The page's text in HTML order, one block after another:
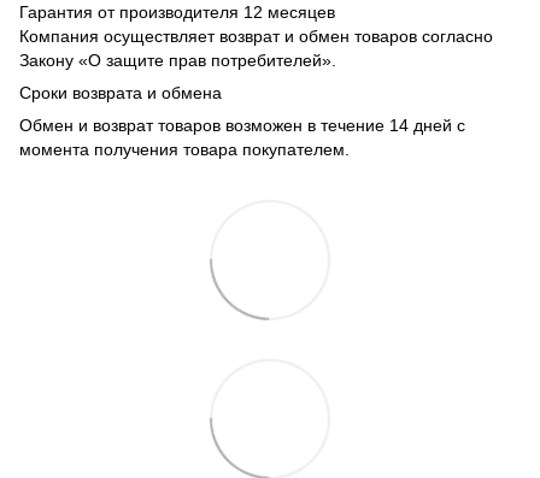
Гарантия от производителя 12 месяцев
Компания осуществляет возврат и обмен товаров согласно
Закону «О защите прав потребителей».
Сроки возврата и обмена
Обмен и возврат товаров возможен в течение 14 дней с
момента получения товара покупателем.